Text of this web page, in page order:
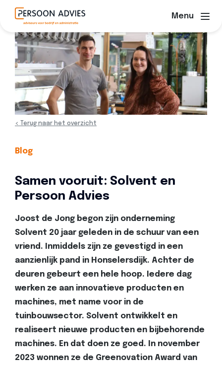
Menu
< Terug naar het overzicht
Blog
Samen vooruit: Solvent en
Persoon Advies
Joost de Jong begon zijn onderneming
Solvent 20 jaar geleden in de schuur van een
vriend. Inmiddels zijn ze gevestigd in een
aanzienlijk pand in Honselersdijk. Achter de
deuren gebeurt een hele hoop. Iedere dag
werken ze aan innovatieve producten en
machines, met name voor in de
tuinbouwsector. Solvent ontwikkelt en
realiseert nieuwe producten en bijbehorende
machines. En dat doen ze goed. In november
2023 wonnen ze de Greenovation Award van